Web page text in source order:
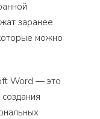
заранее
можно
Word — это